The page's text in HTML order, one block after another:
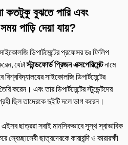
কতটুকু বুঝতে পারি এবং
পাড়ি দেয়া যায়?
ডিপার্টমেন্টের প্রফেসর ডঃ ফিলিপ
যেটাস্টান্ডফোর্ড প্রিজন এক্সপেরিমেন্টনামে
সাইকোলজি ডিপার্টমেন্টের
করেন। এবং তার ডিপার্টমেন্টের স্টুডেন্টদের
ছিল তাদেরকে দুইটি দলে ভাগ করেন।
এইসব ছাত্ররা সবাই মানসিকভাবে সুস্থ স্বাভাবিক
ছাত্রদেরকে কারাবন্দি ও কারারক্ষী